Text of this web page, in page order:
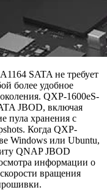
SATA не требует
более удобное
QXP-1600eS-
JBOD, включая
пула хранения с
Когда QXP-
Windows или Ubuntu,
QNAP JBOD
информации о
вращения